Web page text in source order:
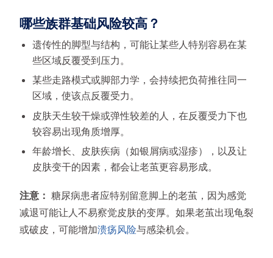
哪些族群基础风险较高？
遗传性的脚型与结构，可能让某些人特别容易在某
些区域反覆受到压力。
某些走路模式或脚部力学，会持续把负荷推往同一
区域，使该点反覆受力。
皮肤天生较干燥或弹性较差的人，在反覆受力下也
较容易出现角质增厚。
年龄增长、皮肤疾病（如银屑病或湿疹），以及让
皮肤变干的因素，都会让老茧更容易形成。
注意： 糖尿病患者应特别留意脚上的老茧，因为感觉
减退可能让人不易察觉皮肤的变厚。如果老茧出现龟裂
或破皮，可能增加溃疡风险与感染机会。